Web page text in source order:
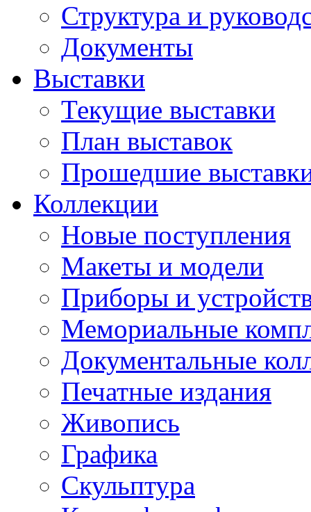
Структура и
Документы
Выставки
Текущие выставки
План выставок
Прошедшие
Коллекции
Новые поступления
Макеты и модели
Приборы и
Мемориальные
Документальные
Печатные издания
Живопись
Графика
Скульптура